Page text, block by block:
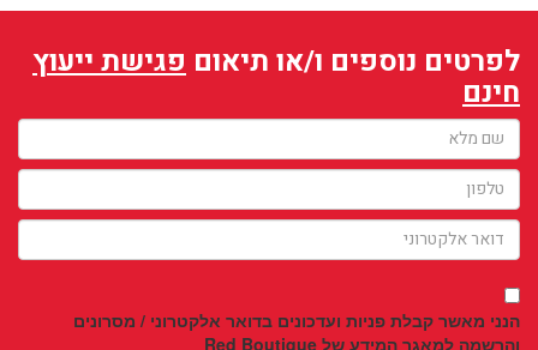
לפרטים נוספים ו/או תיאום פגישת ייעוץ
חינם
הנני מאשר קבלת פניות ועדכונים בדואר אלקטרוני / מסרונים
והרשמה למאגר המידע של Red Boutique